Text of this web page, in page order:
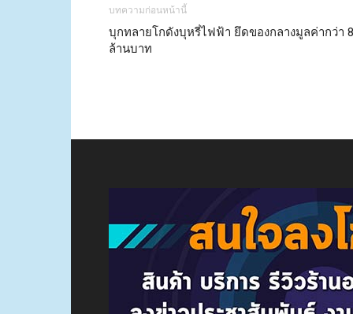
บทความก่อนหน้านี้
บุกทลายโกดังบุหรี่ไฟฟ้า ยึดของกลางมูลค่ากว่า
ล้านบาท